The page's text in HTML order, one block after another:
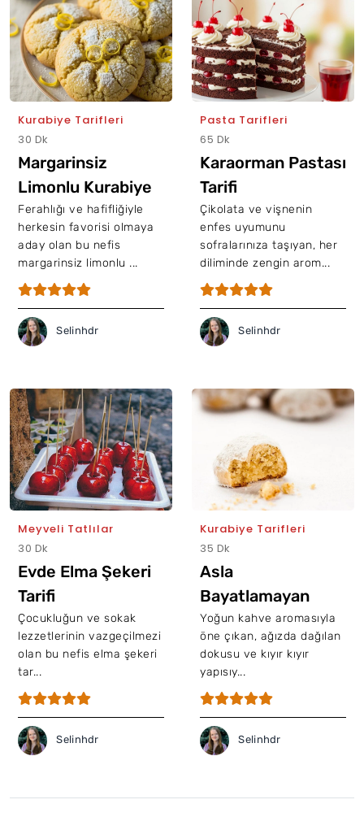
Kurabiye Tarifleri
30 Dk
Margarinsiz
Limonlu Kurabiye
Tarifi
Ferahlığı ve hafifliğiyle
herkesin favorisi olmaya
aday olan bu nefis
margarinsiz limonlu ...
Selinhdr
Pasta Tarifleri
65 Dk
Karaorman Pastası
Tarifi
Çikolata ve vişnenin
enfes uyumunu
sofralarınıza taşıyan, her
diliminde zengin arom...
Selinhdr
Meyveli Tatlılar
30 Dk
Evde Elma Şekeri
Tarifi
Çocukluğun ve sokak
lezzetlerinin vazgeçilmezi
olan bu nefis elma şekeri
tar...
Selinhdr
Kurabiye Tarifleri
35 Dk
Asla
Bayatlamayan
Türk Kahveli
Kurabiye Tarifi
Yoğun kahve aromasıyla
öne çıkan, ağızda dağılan
dokusu ve kıyır kıyır
yapısıy...
Selinhdr